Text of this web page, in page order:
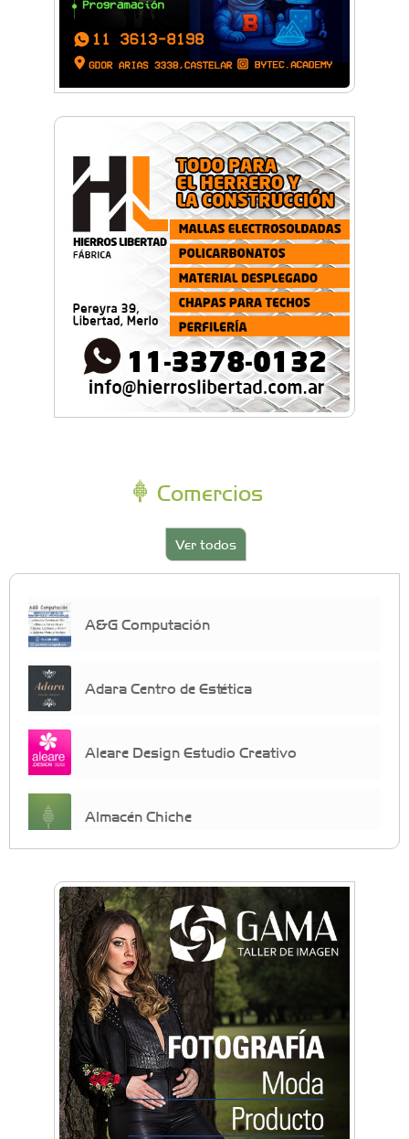
Comercios
Ver todos
A&G Computación
Adara Centro de Estética
Aleare Design Estudio Creativo
Almacén Chiche
crecimiento personal
Arq. Horacio Alejandro Sánchez
Artística ApasionArte
Artística Catalina
Artística Veral